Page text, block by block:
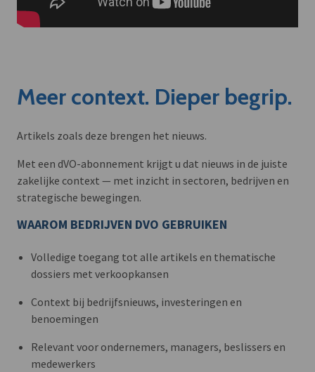
Meer context. Dieper begrip.
Artikels zoals deze brengen het nieuws.
Met een dVO-abonnement krijgt u dat nieuws in de juiste
zakelijke context — met inzicht in sectoren, bedrijven en
strategische bewegingen.
WAAROM BEDRIJVEN DVO GEBRUIKEN
Volledige toegang tot alle artikels en thematische
dossiers met verkoopkansen
Context bij bedrijfsnieuws, investeringen en
benoemingen
Relevant voor ondernemers, managers, beslissers en
medewerkers